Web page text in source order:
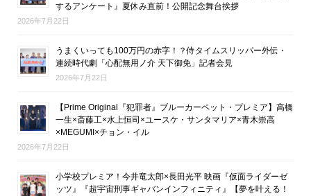
するアンケート』夏休み直前！公開記念舞台挨拶
2026年7月22日
うまくいっても100万円の赤字！？侍タイムスリッパー外伝・
連続時代劇「心配無用ノ介 天下御免」記者会見
2026年7月22日
【Prime Original『犯罪者』ブルーカーペット・プレミア】高橋
一生×斎藤工×水上恒司×ユースケ・サンタマリア×青木崇高
×MEGUMI×チョン・イル
2026年7月22日
小学校プレミア！今井竜太郎×長田光平 映画『仮面ライダーゼ
ッツ』『超宇宙刑事ギャバンインフィニティ』【夢を叶える！